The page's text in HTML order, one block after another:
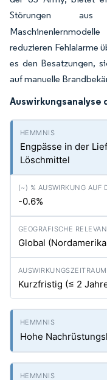
Störungen aus
reduzieren Fehlalarme
es den Besatzungen,
auf manuelle
Auswirkungsanalyse
Engpässe in der
Löschmittel
-0.6%
Global
Kurzfristig (≤ 2
Hohe